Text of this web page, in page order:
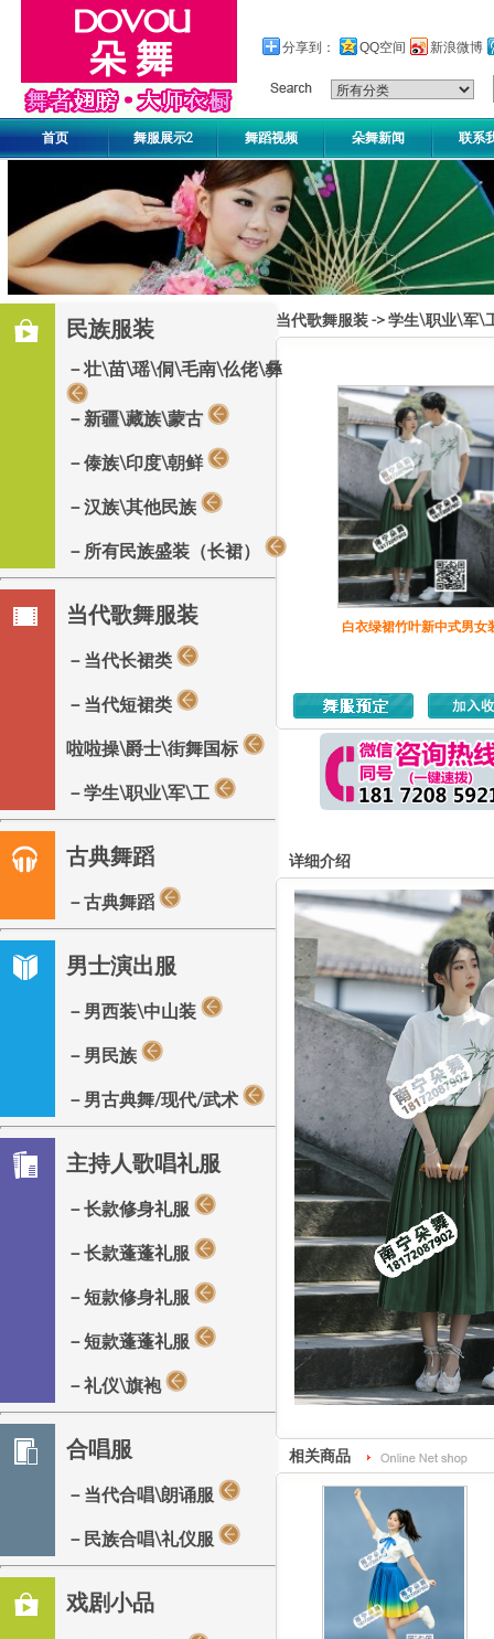
分享到： QQ空间 新浪微博
首页 舞服展示2 舞蹈视频 朵舞新闻 联系
民族服装
－壮\苗\瑶\侗\毛南\仫佬\彝
－新疆\藏族\蒙古
－傣族\印度\朝鲜
－汉族\其他民族
－所有民族盛装（长裙）
当代歌舞服装
－当代长裙类
－当代短裙类
啦啦操\爵士\街舞国标
－学生\职业\军\工
古典舞蹈
－古典舞蹈
男士演出服
－男西装\中山装
－男民族
－男古典舞/现代/武术
主持人歌唱礼服
－长款修身礼服
－长款蓬蓬礼服
－短款修身礼服
－短款蓬蓬礼服
－礼仪\旗袍
合唱服
－当代合唱\朗诵服
－民族合唱\礼仪服
戏剧小品
当代歌舞服装->学生\职业\军\
白衣绿裙竹叶新中式男女
详细介绍
相关商品